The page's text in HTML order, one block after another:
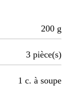
200 g
3 pièce(s)
1 c. à soupe